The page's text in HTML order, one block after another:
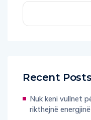
Recent Posts
Nuk keni vullnet
rikthejnë energjinë